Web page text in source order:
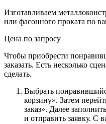
Изготавливаем
или фасонного проката по
Цена по запросу
Чтобы приобрести
заказать. Есть несколько
сделать.
Выбрать
корзину». Затем
заказ». Далее
и отправить заявку. С